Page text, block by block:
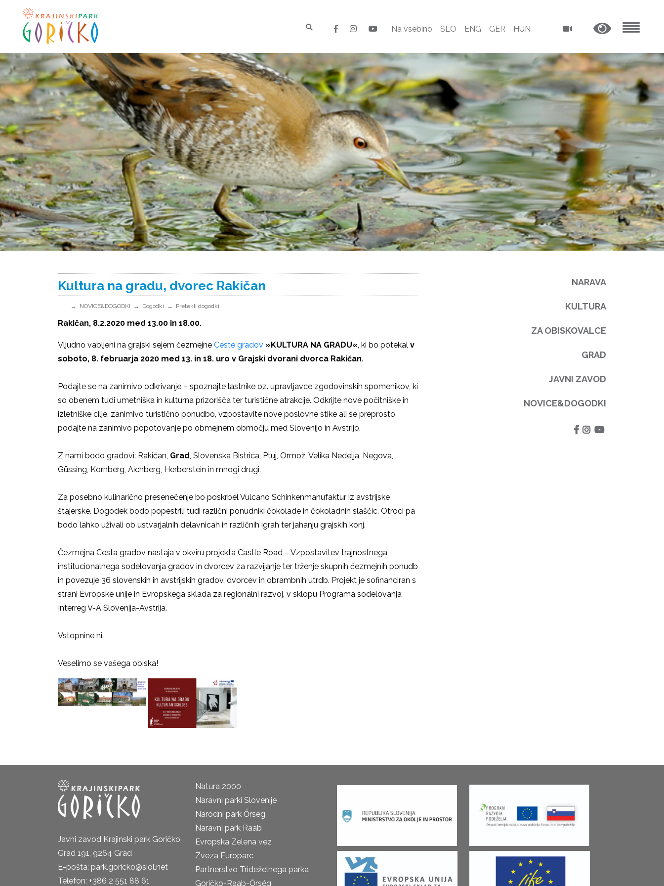
Na vsebino SLO ENG GER HUN
Kultura na gradu, dvorec Rakičan
NOVICE&DOGODKI Dogodki Pretekli dogodki
Rakičan, 8.2.2020 med 13.00 in 18.00.
Vljudno vabljeni na grajski sejem čezmejne Ceste gradov »KULTURA NA GRADU«, ki bo potekal v
soboto, 8. februarja 2020 med 13. in 18. uro v Grajski dvorani dvorca Rakičan.
Podajte se na zanimivo odkrivanje – spoznajte lastnike oz. upravljavce zgodovinskih spomenikov, ki
so obenem tudi umetniška in kulturna prizorišča ter turistične atrakcije. Odkrijte nove počitniške in
izletniške cilje, zanimivo turistično ponudbo, vzpostavite nove poslovne stike ali se preprosto
podajte na zanimivo popotovanje po obmejnem območju med Slovenijo in Avstrijo.
Z nami bodo gradovi: Rakičan, Grad, Slovenska Bistrica, Ptuj, Ormož, Velika Nedelja, Negova,
Güssing, Kornberg, Aichberg, Herberstein in mnogi drugi.
Za posebno kulinarično presenečenje bo poskrbel Vulcano Schinkenmanufaktur iz avstrijske
štajerske. Dogodek bodo popestrili tudi različni ponudniki čokolade in čokoladnih slaščic. Otroci pa
bodo lahko uživali ob ustvarjalnih delavnicah in različnih igrah ter jahanju grajskih konj.
Čezmejna Cesta gradov nastaja v okviru projekta Castle Road – Vzpostavitev trajnostnega
institucionalnega sodelovanja gradov in dvorcev za razvijanje ter trženje skupnih čezmejnih ponudb
in povezuje 36 slovenskih in avstrijskih gradov, dvorcev in obrambnih utrdb. Projekt je sofinanciran s
strani Evropske unije in Evropskega sklada za regionalni razvoj, v sklopu Programa sodelovanja
Interreg V-A Slovenija-Avstrija.
Vstopnine ni.
Veselimo se vašega obiska!
NARAVA
KULTURA
ZA OBISKOVALCE
GRAD
JAVNI ZAVOD
NOVICE&DOGODKI
Javni zavod Krajinski park Goričko
Grad 191, 9264 Grad
E-pošta: park.goricko@siol.net
Telefon: +386 2 551 88 61
Natura 2000
Naravni parki Slovenije
Narodni park Őrseg
Naravni park Raab
Evropska Zelena vez
Zveza Europarc
Partnerstvo Trideželnega parka
Goričko-Raab-Őrség